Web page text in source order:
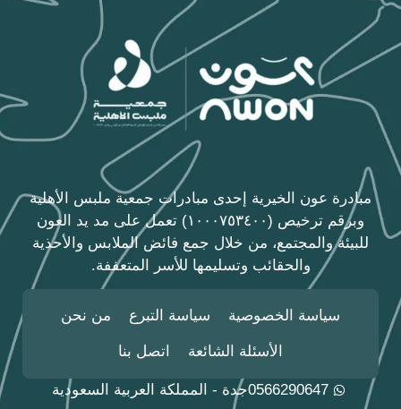
مبادرة عون الخيرية إحدى مبادرات جمعية ملبس الأهلية
وبرقم ترخيص (١٠٠٠٧٥٣٤٠٠) تعمل على مد يد العون
للبيئة والمجتمع، من خلال جمع فائض الملابس والأحذية
والحقائب وتسليمها للأسر المتعففة.
سياسة الخصوصية سياسة التبرع من نحن
الأسئلة الشائعة اتصل بنا
0566290647جدة - المملكة العربية السعودية